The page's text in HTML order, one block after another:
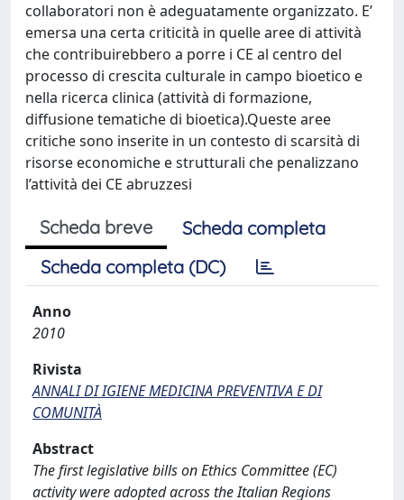
collaboratori non è adeguatamente organizzato. E’
emersa una certa criticità in quelle aree di attività
che contribuirebbero a porre i CE al centro del
processo di crescita culturale in campo bioetico e
nella ricerca clinica (attività di formazione,
diffusione tematiche di bioetica).Queste aree
critiche sono inserite in un contesto di scarsità di
risorse economiche e strutturali che penalizzano
l’attività dei CE abruzzesi
Scheda breve
Scheda completa
Scheda completa (DC)
Anno
2010
Rivista
ANNALI DI IGIENE MEDICINA PREVENTIVA E DI
COMUNITÀ
Abstract
The first legislative bills on Ethics Committee (EC)
activity were adopted across the Italian Regions